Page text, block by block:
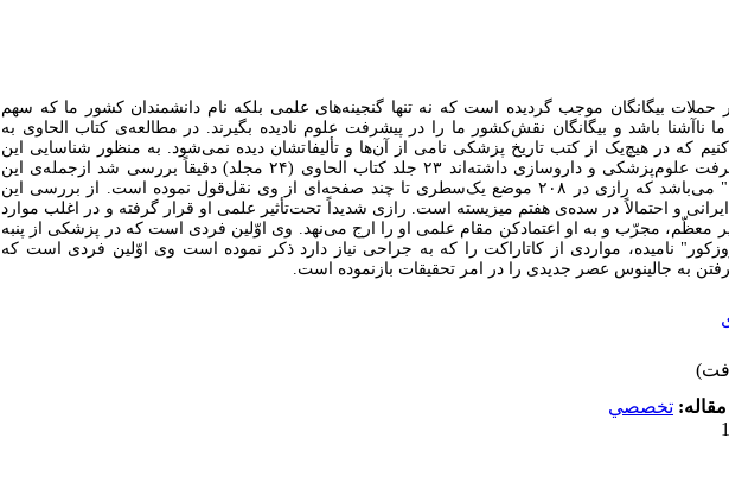
حملات بیگانگان موجب گردیده است که نه تنها گنجینه‌های علمی بلکه نام دانشمندان کشور ما که سهم
ناآشنا باشد و بیگانگان نقش‌‌کشور ما را در پیشرفت علوم نادیده بگیرند. در مطالعه‌ی کتاب الحاوی به
که در هیچ‌یک از کتب تاریخ پزشکی نامی از آن‌ها و تألیفاتشان دیده نمی‌شود. به منظور شناسایی این
دانشمندان و آثار‌شان و سهمی که در پیشرفت علوم‌پزشکی و داروسازی داشته‌اند ۲۳ جلد کتاب الحاوی (۲۴ مجلد) دقیقاً بررسی شد از‌جمله‌ی این
دانشمندان شخصی به‌نام مستعار "مجهول" می‌باشد که رازی در ۲۰۸ موضع یک‌سطری تا چند صفحه‌ای از وی نقل‌قول نموده است. از بررسی این
و احتمالاً در سده‌ی هفتم میزیسته است. رازی شدیداً تحت‌تأثیر علمی او قرار گرفته و در اغلب موارد
معظّم، مجرّب و به او اعتماد‌کن مقام علمی او را ارج می‌نهد. وی اوّلین فردی است که در پزشکی از پنبه
نامیده، مواردی از کاتاراکت را که به جراحی نیاز دارد ذکر نموده است وی اوّلین فردی است که
به جالینوس عصر جدیدی را در امر تحقیقات باز‌نموده است.
تخصصي